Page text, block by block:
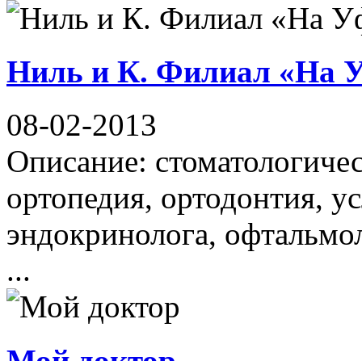
Ниль и К. Филиал «На
08-02-2013
Описание:
ортопедия, ортодонтия,
эндокринолога,
...